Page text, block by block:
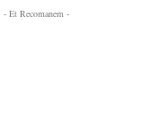
- Et Recomanem -